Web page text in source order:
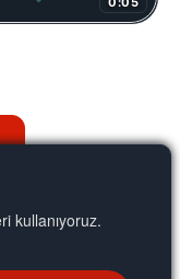
kullanıyoruz.